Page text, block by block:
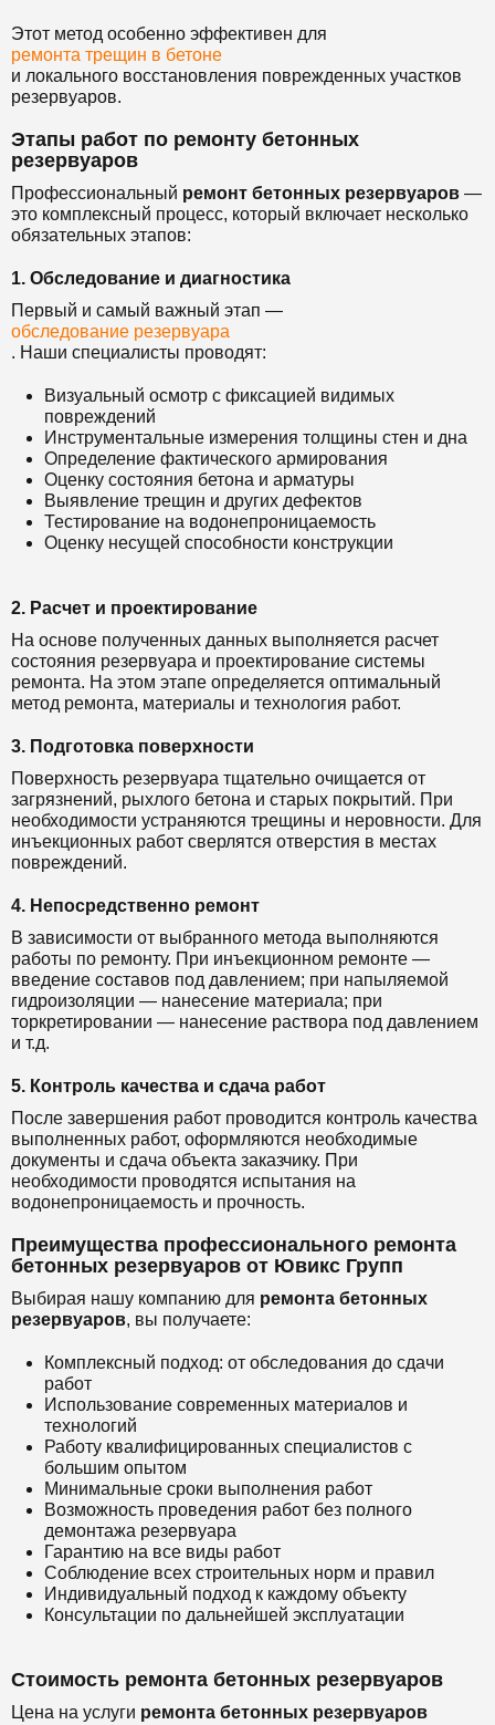
Этот метод особенно эффективен для
ремонта трещин в бетоне
и локального восстановления поврежденных участков
резервуаров.
Этапы работ по ремонту бетонных
резервуаров
Профессиональный ремонт бетонных резервуаров —
это комплексный процесс, который включает несколько
обязательных этапов:
1. Обследование и диагностика
Первый и самый важный этап —
обследование резервуара
. Наши специалисты проводят:
Визуальный осмотр с фиксацией видимых
повреждений
Инструментальные измерения толщины стен и дна
Определение фактического армирования
Оценку состояния бетона и арматуры
Выявление трещин и других дефектов
Тестирование на водонепроницаемость
Оценку несущей способности конструкции
2. Расчет и проектирование
На основе полученных данных выполняется расчет
состояния резервуара и проектирование системы
ремонта. На этом этапе определяется оптимальный
метод ремонта, материалы и технология работ.
3. Подготовка поверхности
Поверхность резервуара тщательно очищается от
загрязнений, рыхлого бетона и старых покрытий. При
необходимости устраняются трещины и неровности. Для
инъекционных работ сверлятся отверстия в местах
повреждений.
4. Непосредственно ремонт
В зависимости от выбранного метода выполняются
работы по ремонту. При инъекционном ремонте —
введение составов под давлением; при напыляемой
гидроизоляции — нанесение материала; при
торкретировании — нанесение раствора под давлением
и т.д.
5. Контроль качества и сдача работ
После завершения работ проводится контроль качества
выполненных работ, оформляются необходимые
документы и сдача объекта заказчику. При
необходимости проводятся испытания на
водонепроницаемость и прочность.
Преимущества профессионального ремонта
бетонных резервуаров от Ювикс Групп
Выбирая нашу компанию для ремонта бетонных
резервуаров, вы получаете:
Комплексный подход: от обследования до сдачи
работ
Использование современных материалов и
технологий
Работу квалифицированных специалистов с
большим опытом
Минимальные сроки выполнения работ
Возможность проведения работ без полного
демонтажа резервуара
Гарантию на все виды работ
Соблюдение всех строительных норм и правил
Индивидуальный подход к каждому объекту
Консультации по дальнейшей эксплуатации
Стоимость ремонта бетонных резервуаров
Цена на услуги ремонта бетонных резервуаров